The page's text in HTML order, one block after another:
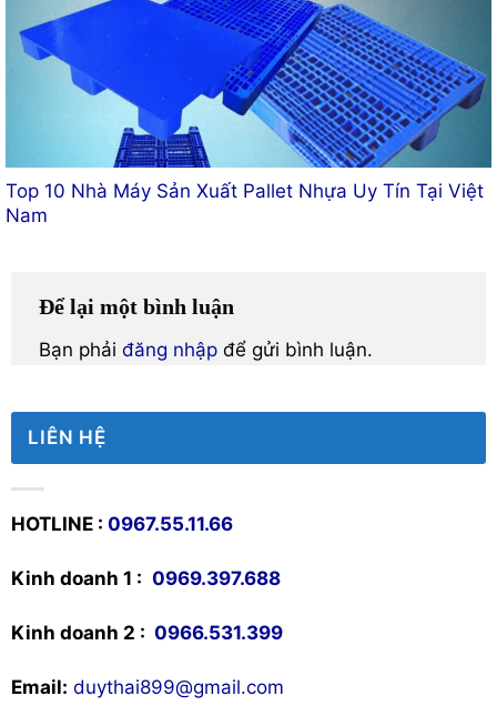
Top 10 Nhà Máy Sản Xuất Pallet Nhựa Uy Tín Tại Việt
Nam
Để lại một bình luận
Bạn phải đăng nhập để gửi bình luận.
LIÊN HỆ
HOTLINE : 0967.55.11.66
Kinh doanh 1 : 0969.397.688
Kinh doanh 2 : 0966.531.399
Email: duythai899@gmail.com